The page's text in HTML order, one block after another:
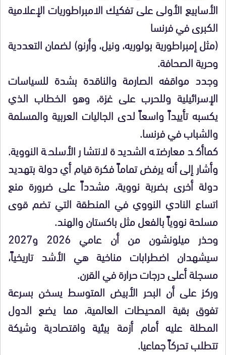
الأسابيع الأولى على تفكيك الامبراطوريات الإعلامية
الكبرى في فرنسا
(مثل إمبراطورية بولوريه، ونيل، وأرنو) لضمان التعددية
وحرية الصحافة.
وجدد مواقفه الصارمة والناقدة بشدة للسياسات
الإسرائيلية وللحرب على غزة، وهو الخطاب الذي
يكسبه تأييداً واسعاً لدى الجاليات العربية والمسلمة
والشباب في فرنسا.
كماأكد معارضته الشديدة لانتشار الأسلحة النووية.
وأشار إلى أنه يرفض تماماً فكرة قيام أي دولة بتهديد
دولة أخرى بضربة نووية، مشدداً على ضرورة منع
اتساع النادي النووي في المنطقة التي تضم قوى
مسلحة نووياً بالفعل مثل باكستان والهند.
وحذر ميلونشون من أن عامي 2026 و2027
سيشهدان اضطرابات مناخية هي الأشد تاريخياً،
مسجلة أعلى درجات حرارة في القرن.
وركز على أن البحر الأبيض المتوسط يسخن بسرعة
تفوق بقية المحيطات العالمية، مما يضع الدول
المطلة عليه أمام أزمة بيئية واقتصادية وشيكة
تتطلب تحركاً جماعيا.